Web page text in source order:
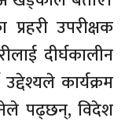
उपरीक्षक
दीर्घकालीन
कार्यक्रम
पढ्छन्, विदेश